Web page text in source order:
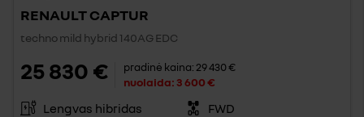
RENAULT CAPTUR
techno mild hybrid 140AG EDC
25 830 € pradinė kaina: 29 430 €
nuolaida: 3 600 €
Lengvas hibridas
FWD